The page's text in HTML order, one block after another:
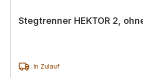
Stegtrenner HEKTOR 2,
In Zulauf